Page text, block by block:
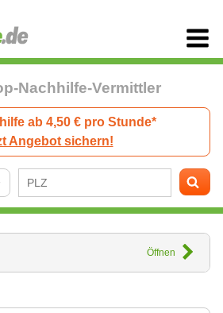
Nachhilfe-Vermittler
ab 4,50 € pro Stunde*
Angebot sichern!
Öffnen